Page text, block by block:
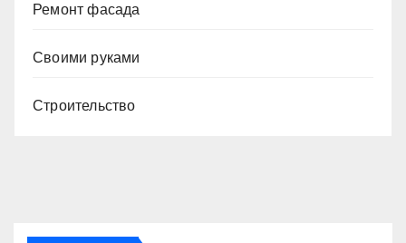
Ремонт фасада
Своими руками
Строительство